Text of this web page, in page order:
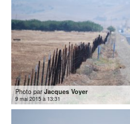
Photo par Jacques Voyer
9 mai 2015 à 13:31